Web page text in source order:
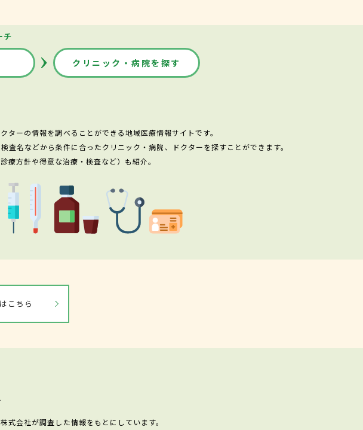
チ
クリニック・病院を探す
ーの情報を調べることができる地域医療情報サイトです。
名などから条件に合ったクリニック・病院、ドクターを探すことができます。
療方針や得意な治療・検査など）も紹介。
こちら
会社が調査した情報をもとにしています。